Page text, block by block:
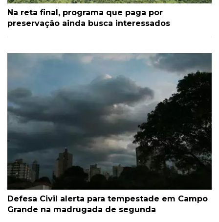
Na reta final, programa que paga por
preservação ainda busca interessados
Defesa Civil alerta para tempestade em Campo
Grande na madrugada de segunda